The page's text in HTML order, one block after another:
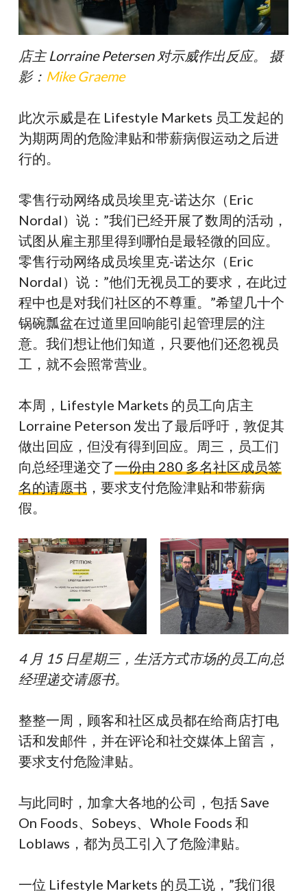
店主 Lorraine Petersen 对示威作出反应。
摄
影： Mike Graeme
此次示威是在 Lifestyle Markets 员工发起的
为期两周的危险津贴和带薪病假运动之后进
行的。
零售行动网络成员埃里克-诺达尔（Eric
Nordal）说：”我们已经开展了数周的活动，
试图从雇主那里得到哪怕是最轻微的回应。
零售行动网络成员埃里克-诺达尔（Eric
Nordal）说：”他们无视员工的要求，在此过
程中也是对我们社区的不尊重。”希望几十个
锅碗瓢盆在过道里回响能引起管理层的注
意。我们想让他们知道，只要他们还忽视员
工，就不会照常营业。
本周，Lifestyle Markets 的员工向店主
Lorraine Peterson 发出了最后呼吁，敦促其
做出回应，但没有得到回应。周三，员工们
向总经理递交了一份由 280 多名社区成员签
名的请愿书 ，要求支付危险津贴和带薪病
假。
4 月 15 日星期三，生活方式市场的员工向总
经理递交请愿书。
整整一周，顾客和社区成员都在给商店打电
话和发邮件，并在评论和社交媒体上留言，
要求支付危险津贴。
与此同时，加拿大各地的公司，包括 Save
On Foods、Sobeys、Whole Foods 和
Loblaws，都为员工引入了危险津贴。
一位 Lifestyle Markets 的员工说，”我们很